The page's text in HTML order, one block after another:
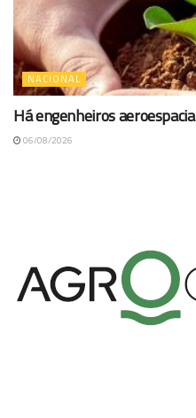
NACIONAL
Há engenheiros
06/08/2026